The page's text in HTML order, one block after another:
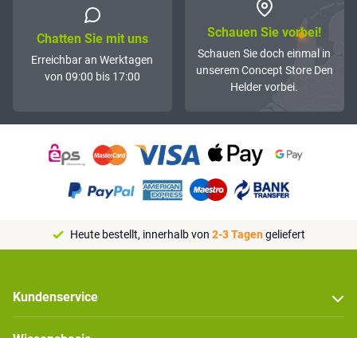
Chatten Sie mit uns
Erreichbar an Werktagen
von 09:00 bis 17:00
Schauen Sie vorbei!
Schauen Sie doch einmal in
unserem Concept Store Den
Helder vorbei.
Heute bestellt, innerhalb von 2-3 Tagengeliefert
Kundenservice